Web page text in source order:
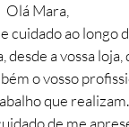
Olá Mara,
cuidado ao longo
a vossa
o vosso
que realizam.
de me